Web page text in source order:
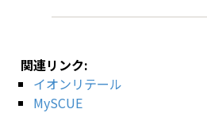
関連リンク:
イオンリテール
MySCUE